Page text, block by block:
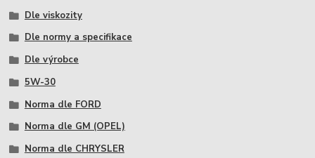
Dle viskozity
Dle normy a specifikace
Dle výrobce
5W-30
Norma dle FORD
Norma dle GM (OPEL)
Norma dle CHRYSLER